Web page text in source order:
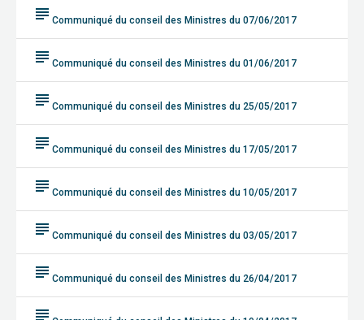
subject Communiqué du conseil des Ministres du 07/06/2017
subject Communiqué du conseil des Ministres du 01/06/2017
subject Communiqué du conseil des Ministres du 25/05/2017
subject Communiqué du conseil des Ministres du 17/05/2017
subject Communiqué du conseil des Ministres du 10/05/2017
subject Communiqué du conseil des Ministres du 03/05/2017
subject Communiqué du conseil des Ministres du 26/04/2017
subject